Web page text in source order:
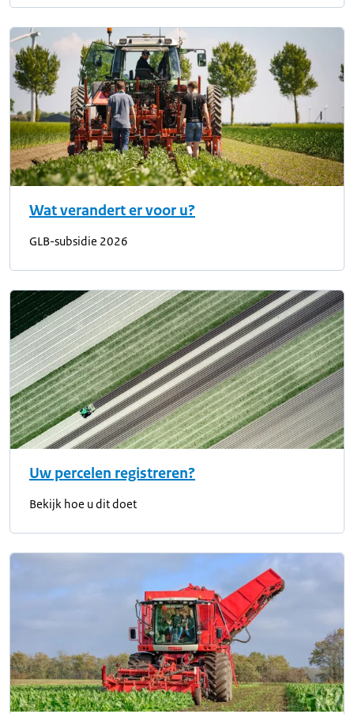
Wat verandert er voor u?
GLB-subsidie 2026
Uw percelen registreren?
Bekijk hoe u dit doet